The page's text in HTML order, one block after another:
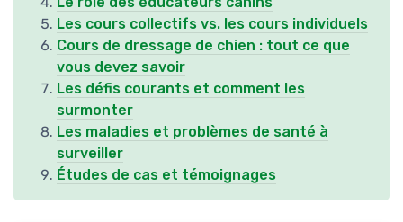
Les cours collectifs vs. les cours individuels
Cours de dressage de chien : tout ce que
vous devez savoir
Les défis courants et comment les
surmonter
Les maladies et problèmes de santé à
surveiller
Études de cas et témoignages